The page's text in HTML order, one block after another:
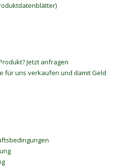
Jetzt anfragen
für uns verkaufen und damit Geld